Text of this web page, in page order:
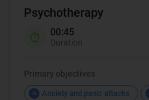
Psychotherapy
00:45
Duration
Primary objectives
A Anxiety and panic attacks